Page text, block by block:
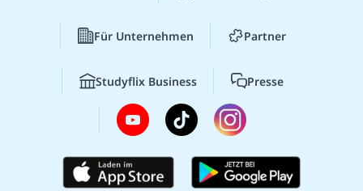
Für Unternehmen Partner
Studyflix Business Presse